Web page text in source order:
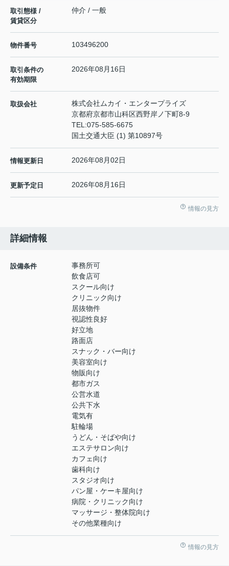
取引態様 /
賃貸区分
仲介 / 一般
物件番号 103496200
取引条件の
有効期限
2026年08月16日
取扱会社
株式会社ムカイ・エンタープライズ
京都府京都市山科区西野岸ノ下町8-9
TEL:075-585-6675
国土交通大臣 (1) 第10897号
情報更新日 2026年08月02日
更新予定日 2026年08月16日
情報の見方
詳細情報
設備条件
事務所可
飲食店可
スクール向け
クリニック向け
居抜物件
視認性良好
好立地
路面店
スナック・バー向け
美容室向け
物販向け
都市ガス
公営水道
公共下水
電気有
駐輪場
うどん・そばや向け
エステサロン向け
カフェ向け
歯科向け
スタジオ向け
パン屋・ケーキ屋向け
病院・クリニック向け
マッサージ・整体院向け
その他業種向け
情報の見方